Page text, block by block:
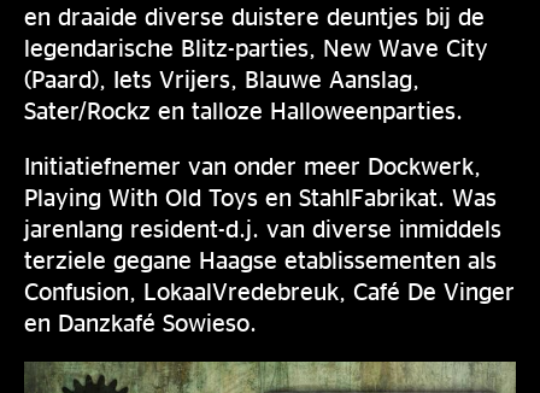
en draaide diverse duistere deuntjes bij de
legendarische Blitz-parties, New Wave City
(Paard), Iets Vrijers, Blauwe Aanslag,
Sater/Rockz en talloze Halloweenparties.
Initiatiefnemer van onder meer Dockwerk,
Playing With Old Toys en StahlFabrikat. Was
jarenlang resident-d.j. van diverse inmiddels
terziele gegane Haagse etablissementen als
Confusion, LokaalVredebreuk, Café De Vinger
en Danzkafé Sowieso.